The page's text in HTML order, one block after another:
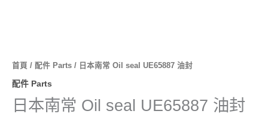
首頁 / 配件 Parts / 日本南常 Oil seal UE65887 油封
配件 Parts
日本南常 Oil seal UE65887 油封